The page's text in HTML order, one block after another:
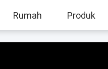
Rumah Produk